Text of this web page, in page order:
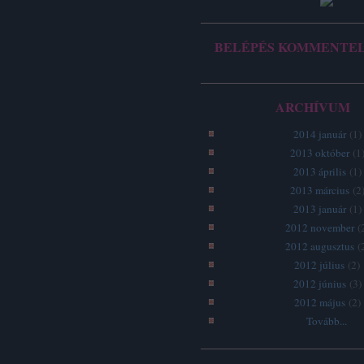
BELÉPÉS
ARCHÍVUM
2014 január ( 1 )
2013 október ( 1 )
2013 április ( 1 )
2013 március (2)
2013 január ( 1 )
2012 november (
2012 augusztus (
2012 július (2)
2012 június (3 )
2012 május (2)
Tovább...